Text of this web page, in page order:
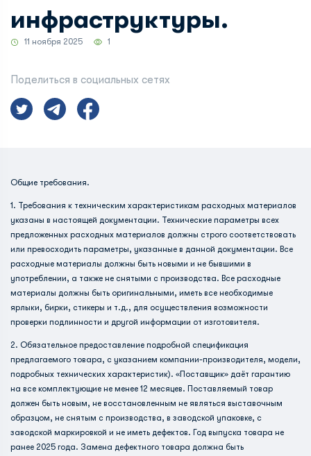
инфраструктуры.
11 ноября 2025 1
Поделиться в социальных сетях
Общие требования.
1. Требования к техническим характеристикам расходных материалов
указаны в настоящей документации. Технические параметры всех
предложенных расходных материалов должны строго соответствовать
или превосходить параметры, указанные в данной документации. Все
расходные материалы должны быть новыми и не бывшими в
употреблении, а также не снятыми с производства. Все расходные
материалы должны быть оригинальными, иметь все необходимые
ярлыки, бирки, стикеры и т.д., для осуществления возможности
проверки подлинности и другой информации от изготовителя.
2. Обязательное предоставление подробной спецификация
предлагаемого товара, с указанием компании-производителя, модели,
подробных технических характеристик). «Поставщик» даёт гарантию
на все комплектующие не менее 12 месяцев. Поставляемый товар
должен быть новым, не восстановленным не являться выставочным
образцом, не снятым с производства, в заводской упаковке, с
заводской маркировкой и не иметь дефектов. Год выпуска товара не
ранее 2025 года. Замена дефектного товара должна быть